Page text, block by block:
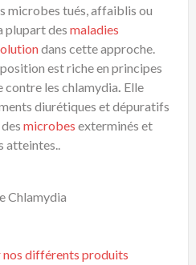
microbes tués, affaiblis ou
plupart des maladies
dans cette approche.
est riche en principes
contre les chlamydia. Elle
diurétiques et dépuratifs
microbes exterminés et
atteintes..
Chlamydia
différents produits